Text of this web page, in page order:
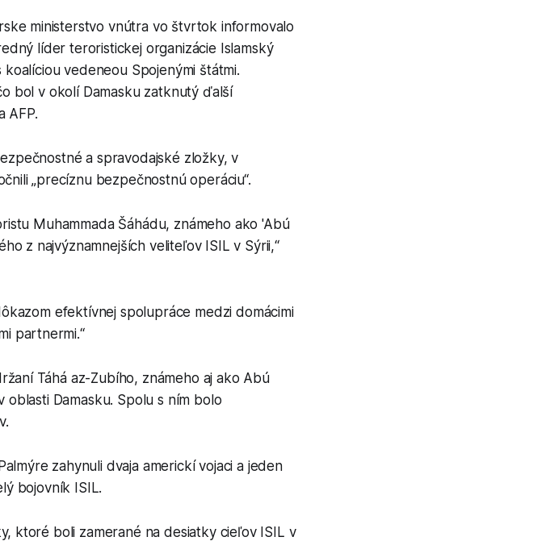
ministerstvo vnútra vo štvrtok informovalo
líder teroristickej organizácie Islamský
vedeneou Spojenými štátmi.
bol v okolí Damasku zatknutý ďalší
AFP.
a spravodajské zložky, v
„precíznu bezpečnostnú operáciu“.
Muhammada Šáhádu, známeho ako 'Abú
z najvýznamnejších veliteľov ISIL v Sýrii,“
efektívnej spolupráce medzi domácimi
partnermi.“
Táhá az-Zubího, známeho aj ako Abú
Damasku. Spolu s ním bolo
zahynuli dvaja americkí vojaci a jeden
bojovník ISIL.
ktoré boli zamerané na desiatky cieľov ISIL v